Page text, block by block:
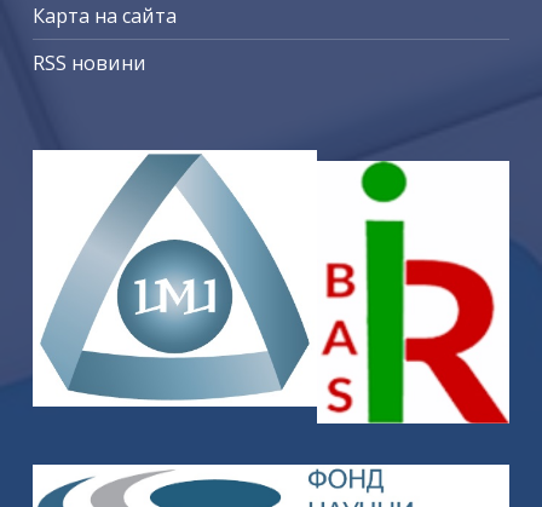
Карта на сайта
RSS новини